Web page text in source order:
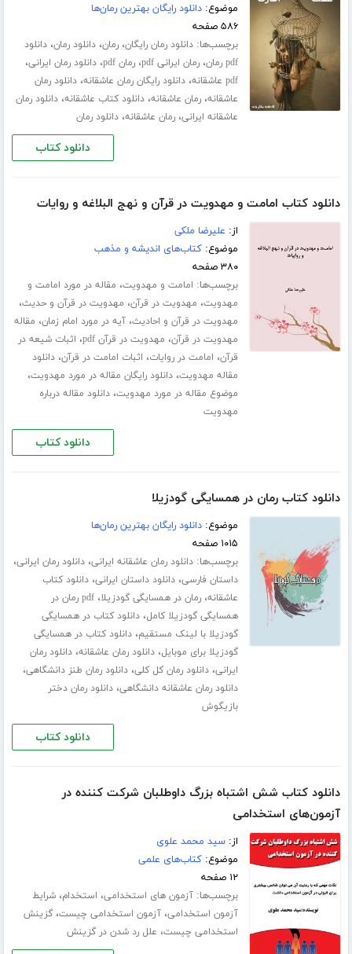
موضوع:دانلود رایگان بهترین رمان‌ها
۵۸۶ صفحه
برچسب‌ها:دانلود رمان رایگان،رمان،دانلود رمان،دانلود
pdf رمان
،رمان ایرانی pdf ،رمان pdf ،دانلود رمان ایرانی،
pdf عاشقانه ،دانلود رایگان رمان عاشقانه،دانلود رمان
عاشقانه،رمان عاشقانه،دانلود کتاب عاشقانه،دانلود رمان
عاشقانه ایرانی،رمان عاشقانه،دانلود رمان
دانلود کتاب
دانلود کتاب امامت و مهدویت در قرآن و نهج البلاغه و روایات
از: علیرضا ملکی
موضوع:کتاب‌های اندیشه و مذهب
۳۸۰ صفحه
برچسب‌ها: امامت و مهدویت، مقاله در مورد امامت و
مهدویت، مهدویت در قرآن، مهدویت در قرآن و حدیث،
مهدویت در قرآن و احادیث،آیه در مورد امام زمان، مقاله
مهدویت در قرآن، مهدویت در قرآن pdf ، اثبات شیعه در
قرآن، امامت در روایات، اثبات امامت در قرآن،دانلود
مقاله مهدویت،دانلود رایگان مقاله در مورد مهدویت،
موضوع مقاله در مورد مهدویت،دانلود مقاله درباره
مهدویت
دانلود کتاب
دانلود کتاب رمان در همسایگی گودزیلا
موضوع:دانلود رایگان بهترین رمان‌ها
۱۰۱۵ صفحه
برچسب‌ها:دانلود رمان عاشقانه ایرانی،دانلود رمان ایرانی،
داستان فارسی،دانلود داستان ایرانی،دانلود کتاب
عاشقانه،رمان در همسایگی گودزیلا،
pdf رمان در
همسایگی گودزیلا کامل،دانلود کتاب در همسایگی
گودزیلا با لینک مستقیم،دانلود کتاب در همسایگی
گودزیلا برای موبایل،دانلود رمان عاشقانه،دانلود رمان
ایرانی،دانلود رمان کل کلی،دانلود رمان طنز دانشگاهی،
دانلود رمان عاشقانه دانشگاهی،دانلود رمان دختر
بازیگوش
دانلود کتاب
دانلود کتاب شش اشتباه بزرگ داوطلبان شرکت کننده در
آزمون‌های استخدامی
از:سید محمد علوی
موضوع:کتاب‌های علمی
۱۲ صفحه
برچسب‌ها:آزمون های استخدامی، استخدام،شرایط
آزمون استخدامی،آزمون استخدامی چیست،گزینش
استخدامی چیست، علل رد شدن در گزینش